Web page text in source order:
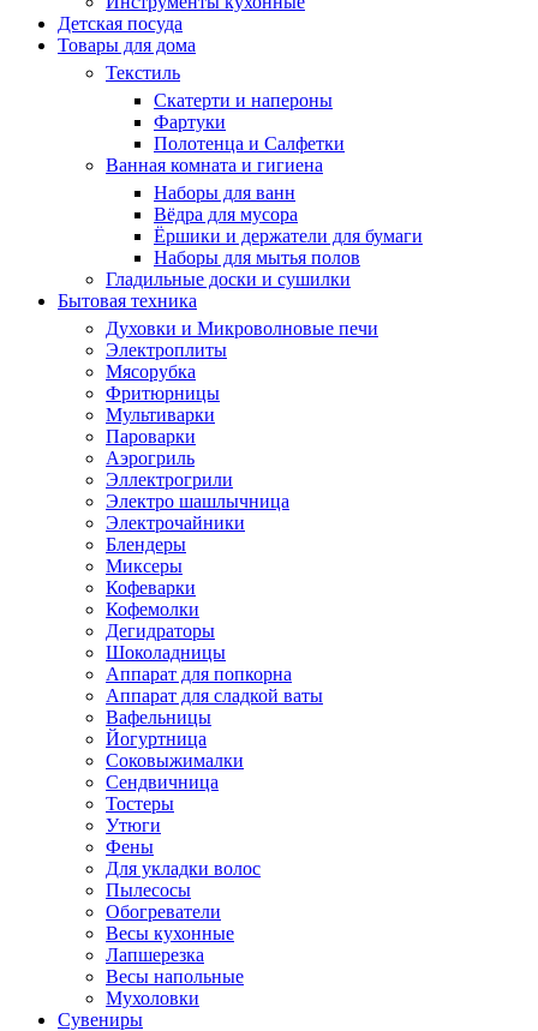
Детская посуда
Товары для дома
Текстиль
Скатерти и напероны
Фартуки
Полотенца и Салфетки
Ванная комната и гигиена
Наборы для ванн
Вёдра для мусора
Ёршики и держатели для бумаги
Наборы для мытья полов
Гладильные доски и сушилки
Бытовая техника
Духовки и Микроволновые печи
Электроплиты
Мясорубка
Фритюрницы
Мультиварки
Пароварки
Аэрогриль
Эллектрогрили
Электро шашлычница
Электрочайники
Блендеры
Миксеры
Кофеварки
Кофемолки
Дегидраторы
Шоколадницы
Аппарат для попкорна
Аппарат для сладкой ваты
Вафельницы
Йогуртница
Соковыжималки
Сендвичница
Тостеры
Утюги
Фены
Для укладки волос
Пылесосы
Обогреватели
Весы кухонные
Лапшерезка
Весы напольные
Мухоловки
Сувениры